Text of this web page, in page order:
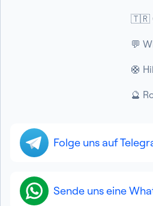
🇹🇷
💬
🛟
🔮
Folge uns auf
Sende uns eine